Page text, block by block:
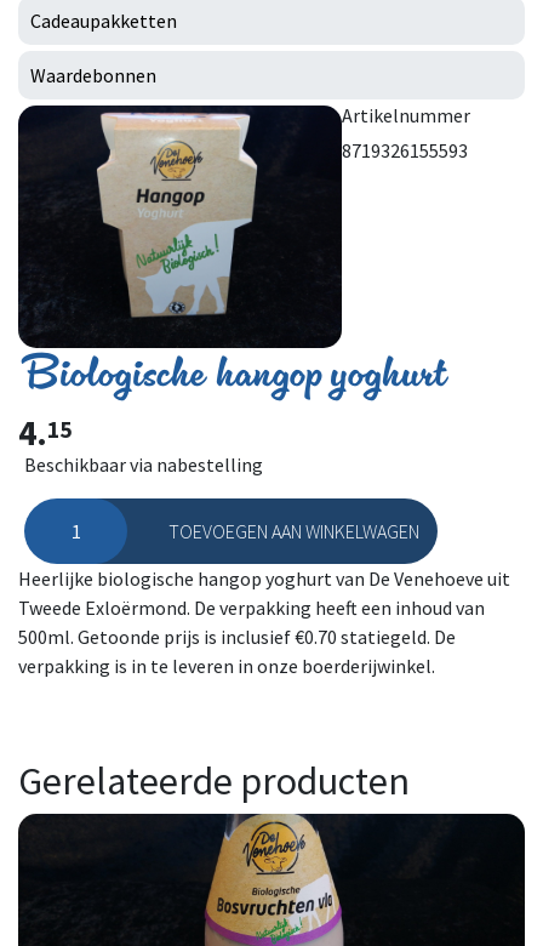
Cadeaupakketten
Waardebonnen
Artikelnummer
8719326155593
Biologische hangop yoghurt
4.15
Beschikbaar via nabestelling
Biologische hangop yoghurt aantal
TOEVOEGEN AAN WINKELWAGEN
Heerlijke biologische hangop yoghurt van De Venehoeve uit
Tweede Exloërmond. De verpakking heeft een inhoud van
500ml. Getoonde prijs is inclusief €0.70 statiegeld. De
verpakking is in te leveren in onze boerderijwinkel.
Gerelateerde producten